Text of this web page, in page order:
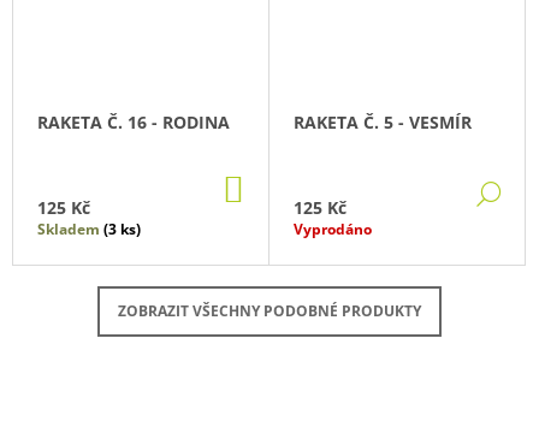
RAKETA Č. 16 - RODINA
125 Kč KOŠÍKU
Skladem (3 ks)
RAKETA Č. 5 - VESMÍR
125 Kč
Vyprodáno
ZOBRAZIT VŠECHNY PODOBNÉ PRODUKTY